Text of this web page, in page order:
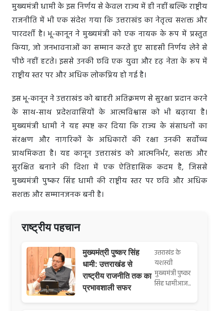
मुख्यमंत्री धामी के इस निर्णय से केवल राज्य में ही नहीं बल्कि राष्ट्रीय
राजनीति में भी एक संदेश गया कि उत्तराखंड का नेतृत्व सशक्त और
पारदर्शी है। भू-कानून ने मुख्यमंत्री को एक नायक के रूप में प्रस्तुत
किया, जो जनभावनाओं का सम्मान करते हुए साहसी निर्णय लेने से
पीछे नहीं हटते। इससे उनकी छवि एक युवा और दृढ़ नेता के रूप में
राष्ट्रीय स्तर पर और अधिक लोकप्रिय हो गई है।
इस भू-कानून ने उत्तराखंड को बाहरी अतिक्रमण से सुरक्षा प्रदान करने
के साथ-साथ प्रदेशवासियों के आत्मविश्वास को भी बढ़ाया है।
मुख्यमंत्री धामी ने यह स्पष्ट कर दिया कि राज्य के संसाधनों का
संरक्षण और नागरिकों के अधिकारों की रक्षा उनकी सर्वोच्च
प्राथमिकता है। यह कानून उत्तराखंड को आत्मनिर्भर, सशक्त और
सुरक्षित बनाने की दिशा में एक ऐतिहासिक कदम है, जिससे
मुख्यमंत्री पुष्कर सिंह धामी की राष्ट्रीय स्तर पर छवि और अधिक
सशक्त और सम्मानजनक बनी है।
राष्ट्रीय पहचान
मुख्यमंत्री पुष्कर सिंह
धामी: उत्तराखंड से
राष्ट्रीय राजनीति तक का
प्रभावशाली सफर
उत्तराखंड के
यशस्वी
मुख्यमंत्री पुष्कर
सिंह धामीआज...